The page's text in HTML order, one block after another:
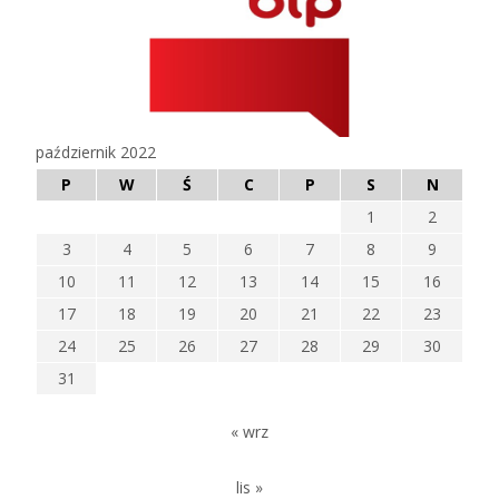
październik 2022
P
W Ś C P S
N
1
2
3
4 5 6 7 8
9
10
11 12 13 14 15
16
17
18 19 20 21 22
23
24
25 26 27 28 29
30
31
« wrz
lis »